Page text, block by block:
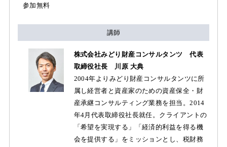
参加無料
講師
株式会社みどり財産コンサルタンツ 代表
取締役社長 川原 大典
2004年よりみどり財産コンサルタンツに所
属し経営者と資産家のための資産保全・財
産承継コンサルティング業務を担当。2014
年4月代表取締役社長就任。クライアントの
「希望を実現する」「経済的利益を得る機
会を提供する」をミッションとし、税財務